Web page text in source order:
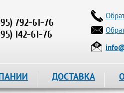
792-61-76
142-61-76
ДОСТАВКА